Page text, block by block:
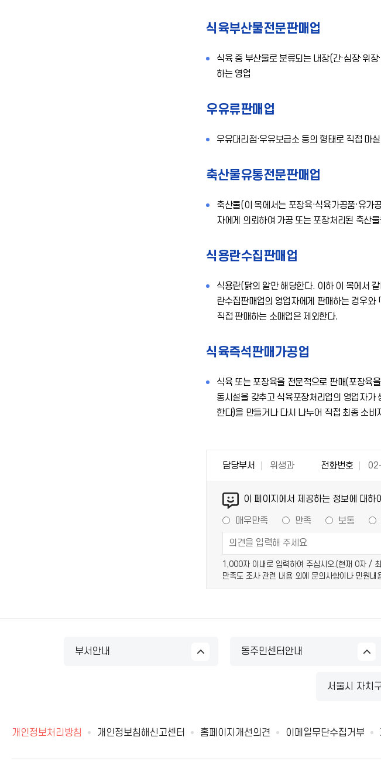
식육부산물전문판매업
식육 중 부산물로 분류되는 내장(간·심장·위
하는 영업
우유류판매업
우유대리점·우유보급소 등의 형태로 직접 마
축산물유통전문판매업
축산물(이 목에서는 포장육·식육가공품·유
자에게 의뢰하여 가공 또는 포장처리된 축산
식용란수집판매업
식용란(닭의 알만 해당한다. 이하 이 목에서
란수집판매업의 영업자에게 판매하는 경우와
직접 판매하는 소매업은 제외한다.
식육즉석판매가공업
식육 또는 포장육을 전문적으로 판매(포장육
동시설을 갖추고 식육포장처리업의 영업자가
한다)을 만들거나 다시 나누어 직접 최종 소비
담당부서 위생과 전화번호
이 페이지에서 제공하는 정보에 대하
매우만족 만족 보통
1,000자 이내로 입력하여 주십시오.(현재 0자 /
만족도 조사 관련 내용 외에 문의사항이나 민원내
부서안내 동주민센터안내
서울시 자치
개인정보처리방침 개인정보침해신고센터 홈페이지개선의견 이메일무단수집거부